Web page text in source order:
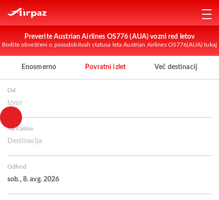
Preverite Austrian Airlines OS776 (AUA) vozni red letov
Bodite obveščeni o posodobitvah statusa leta Austrian Airlines OS776(AUA) tukaj
Enosmerno Povratni izlet Več destinacij
Od
Izvor
Na naslov
Destinacija
Odhod
sob., 8. avg. 2026